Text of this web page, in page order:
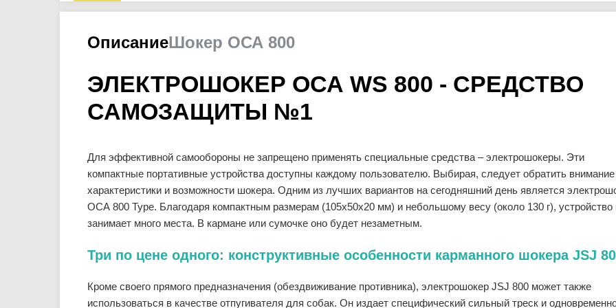
ОписаниеШокер ОСА 800
ЭЛЕКТРОШОКЕР ОСА WS 800 - СРЕДСТВО
САМОЗАЩИТЫ №1
Для эффективной самообороны не запрещено применять специальные средства – электрошокеры. Эти
компактные портативные устройства доступны каждому пользователю. Выбирая, следует обратить
характеристики и возможности шокера. Одним из лучших вариантов на сегодняшний день является
ОСА 800 Type. Благодаря компактным размерам (105х50х20 мм) и небольшому весу (около 130 г), устройство
занимает много места. В кармане или сумочке оно будет незаметным.
Три по цене одного: конструктивные особенности карманного шокера JSJ
Кроме своего прямого предназначения (обездвиживание противника), электрошокер JSJ 800 может также
использоваться в качестве отпугивателя для собак. Он издает специфический сильный треск и